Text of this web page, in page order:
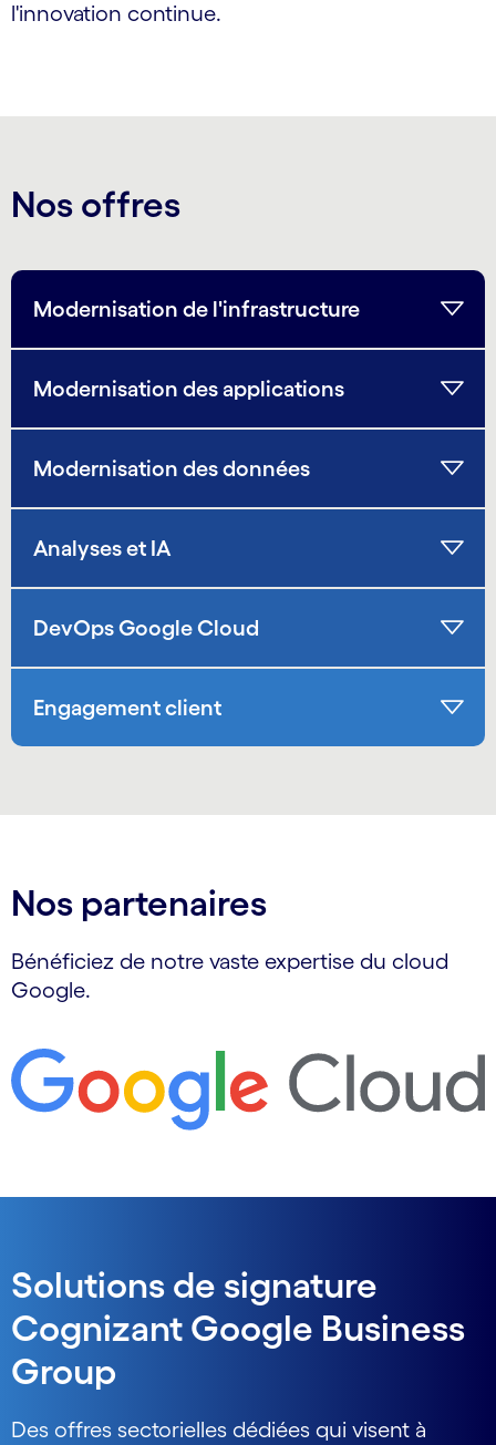
l'innovation continue.
Nos offres
Modernisation de l'infrastructure
Modernisation des applications
Modernisation des données
Analyses et IA
DevOps Google Cloud
Engagement client
Nos partenaires
Bénéficiez de notre vaste expertise du cloud
Google.
Solutions de signature
Cognizant Google Business
Group
Des offres sectorielles dédiées qui visent à